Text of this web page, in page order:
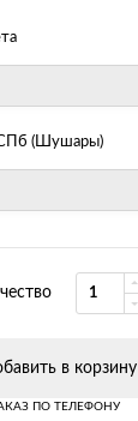
СПб (Шушары)
в корзину
ПО ТЕЛЕФОНУ